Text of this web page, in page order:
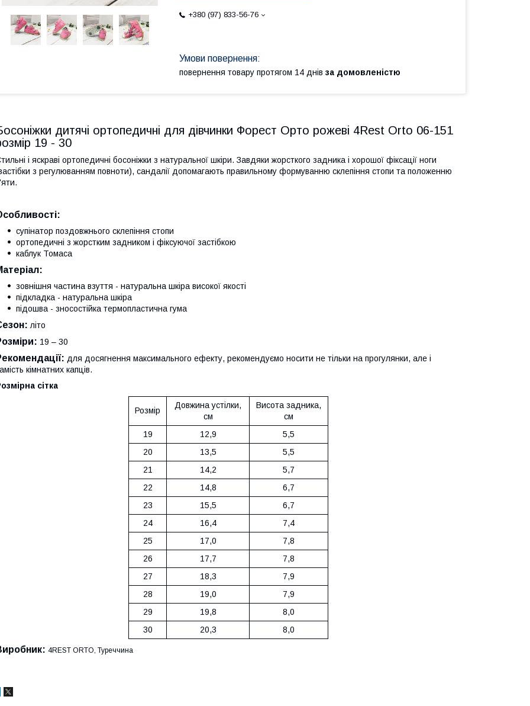
+380 (97) 833-56-76
повернення товару протягом 14 днів за домовленістю
дитячі ортопедичні для дівчинки Форест Орто рожеві 4Rest Orto 06-151
19 - 30
і яскраві ортопедичні босоніжки з натуральної шкіри. Завдяки жорсткого задника і хорошої фіксації ноги
з регулюванням повноти), сандалії допомагають правильному формуванню склепіння стопи та положенню
супінатор поздовжнього склепіння стопи
ортопедичні з жорстким задником і фіксуючої застібкою
каблук Томаса
зовнішня частина взуття - натуральна шкіра високої якості
підкладка - натуральна шкіра
підошва - зносостійка термопластична гума
літо
19 – 30
для досягнення максимального ефекту, рекомендуємо носити не тільки на прогулянки, але і
кімнатних капців.
сітка
Розмір
Довжина устілки,
см
Висота задника,
см
19
12,9
5,5
20
13,5
5,5
21
14,2
5,7
22
14,8
6,7
23
15,5
6,7
24
16,4
7,4
25
17,0
7,8
26
17,7
7,8
27
18,3
7,9
28
19,0
7,9
29
19,8
8,0
30
20,3 8,0
4REST ORTO, Туреччина